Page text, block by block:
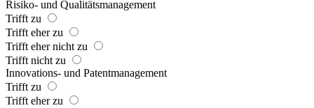
Risiko- und Qualitätsmanagement
Trifft zu
Trifft eher zu
Trifft eher nicht zu
Trifft nicht zu
Innovations- und Patentmanagement
Trifft zu
Trifft eher zu